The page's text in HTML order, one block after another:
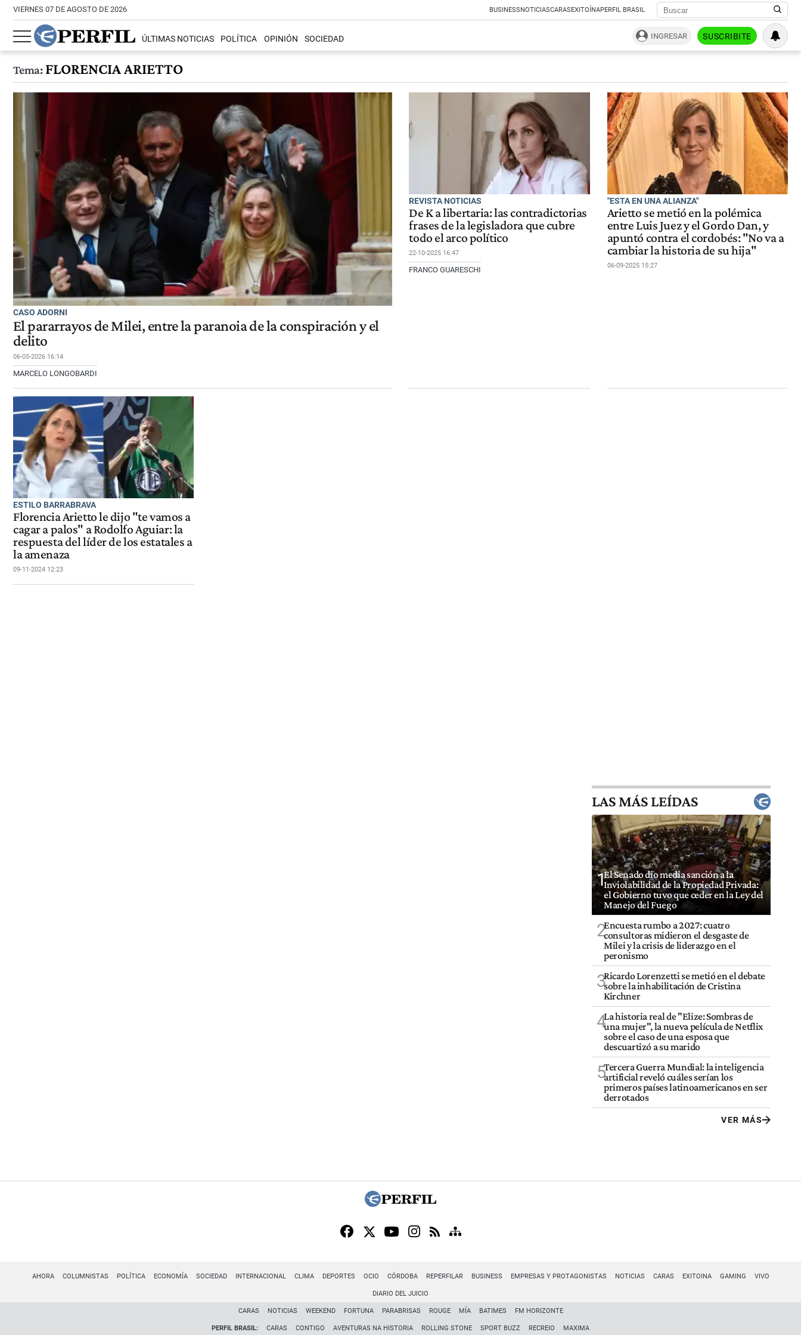
VIERNES 07 DE AGOSTO DE 2026 BUSINESSNOTICIASCARASEXITOÍNAPERFIL BRASIL
ÚLTIMAS NOTICIAS POLÍTICA OPINIÓN SOCIEDAD INGRESAR SUSCRIBITE
Tema:FLORENCIA ARIETTO
CASO ADORNI
El pararrayos de Milei, entre la paranoia de la conspiración y el
delito
06-05-2026 16:14
MARCELO LONGOBARDI
REVISTA NOTICIAS
De K a libertaria: las contradictorias
frases de la legisladora que cubre
todo el arco político
22-10-2025 16:47
FRANCO GUARESCHI
"ESTA EN UNA ALIANZA"
Arietto se metió en la polémica
entre Luis Juez y el Gordo Dan, y
apuntó contra el cordobés: "No va a
cambiar la historia de su hija"
06-09-2025 15:27
ESTILO BARRABRAVA
Florencia Arietto le dijo "te vamos a
cagar a palos" a Rodolfo Aguiar: la
respuesta del líder de los estatales a
la amenaza
09-11-2024 12:23
LAS MÁS LEÍDAS
1El Senado dio media sanción a la
Inviolabilidad de la Propiedad Privada:
el Gobierno tuvo que ceder en la Ley del
Manejo del Fuego
2Encuesta rumbo a 2027: cuatro
consultoras midieron el desgaste de
Milei y la crisis de liderazgo en el
peronismo
3Ricardo Lorenzetti se metió en el debate
sobre la inhabilitación de Cristina
Kirchner
4La historia real de "Elize: Sombras de
una mujer", la nueva película de Netflix
sobre el caso de una esposa que
descuartizó a su marido
5Tercera Guerra Mundial: la inteligencia
artificial reveló cuáles serían los
primeros países latinoamericanos en ser
derrotados
VER MÁS
AHORA COLUMNISTAS POLÍTICA ECONOMÍA SOCIEDAD INTERNACIONAL CLIMA DEPORTES OCIO CÓRDOBA REPERFILAR BUSINESS EMPRESAS Y PROTAGONISTAS NOTICIAS CARAS EXITOINA GAMING VIVO
DIARIO DEL JUICIO
CARAS NOTICIAS WEEKEND FORTUNA PARABRISAS ROUGE MÍA BATIMES FM HORIZONTE
PERFIL BRASIL: CARAS CONTIGO AVENTURAS NA HISTORIA ROLLING STONE SPORT BUZZ RECREIO MAXIMA